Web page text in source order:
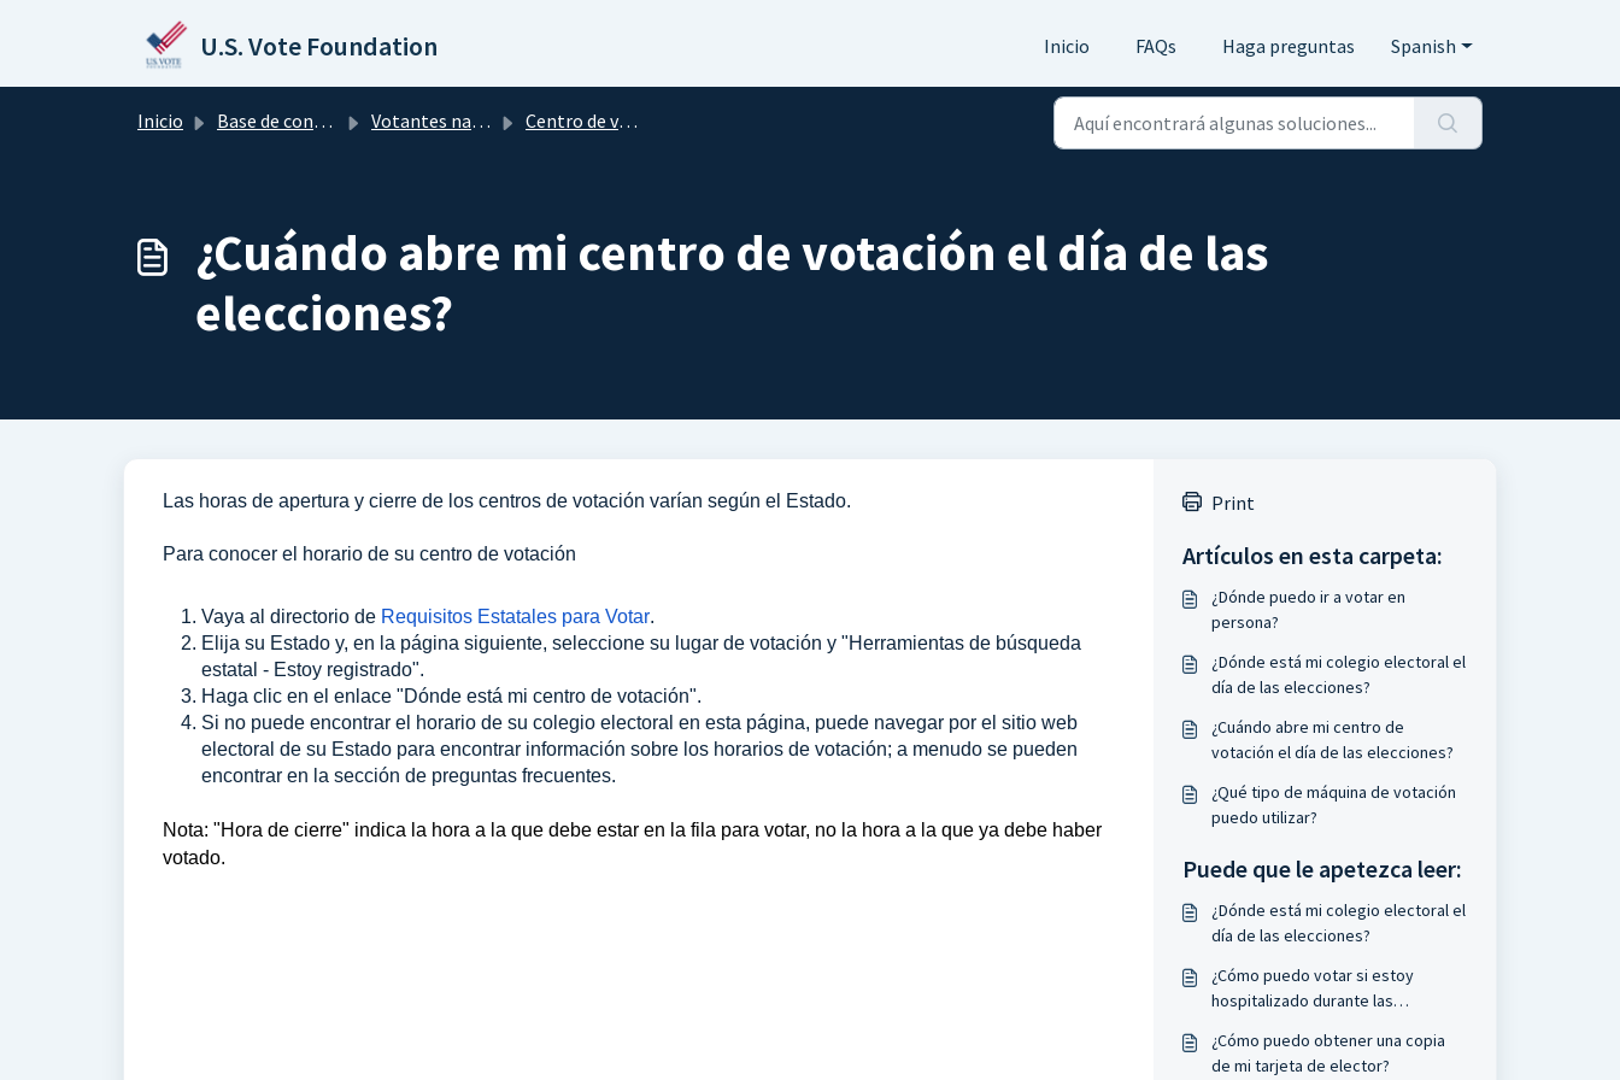
U.S. Vote Foundation Inicio FAQs Haga preguntas Spanish
Inicio Base de conocimientos Votantes nacionales en EE.UU. Centro de votación
¿Cuándo abre mi centro de votación el día de las
elecciones?
Las horas de apertura y cierre de los centros de votación varían según el Estado.
Para conocer el horario de su centro de votación
Vaya al directorio de Requisitos Estatales para Votar.
Elija su Estado y, en la página siguiente, seleccione su lugar de votación y "Herramientas de búsqueda
estatal - Estoy registrado".
Haga clic en el enlace "Dónde está mi centro de votación".
Si no puede encontrar el horario de su colegio electoral en esta página, puede navegar por el sitio web
electoral de su Estado para encontrar información sobre los horarios de votación; a menudo se pueden
encontrar en la sección de preguntas frecuentes.
Nota: "Hora de cierre" indica la hora a la que debe estar en la fila para votar, no la hora a la que ya debe haber
votado.
Print
Artículos en esta carpeta:
¿Dónde puedo ir a votar en
persona?
¿Dónde está mi colegio electoral el
día de las elecciones?
¿Cuándo abre mi centro de
votación el día de las elecciones?
¿Qué tipo de máquina de votación
puedo utilizar?
Puede que le apetezca leer:
¿Dónde está mi colegio electoral el
día de las elecciones?
¿Cómo puedo votar si estoy
hospitalizado durante las
¿Cómo puedo obtener una copia
de mi tarjeta de elector?